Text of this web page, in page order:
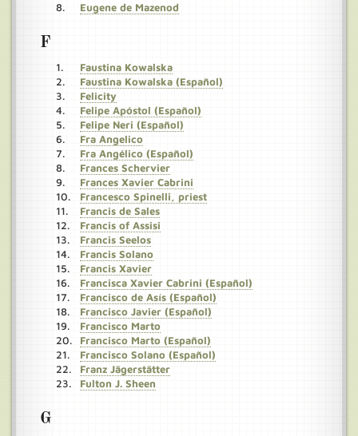
Eugene de Mazenod
F
Faustina Kowalska
Faustina Kowalska (Español)
Felicity
Felipe Apóstol (Español)
Felipe Neri (Español)
Fra Angelico
Fra Angélico (Español)
Frances Schervier
Frances Xavier Cabrini
Francesco Spinelli, priest
Francis de Sales
Francis of Assisi
Francis Seelos
Francis Solano
Francis Xavier
Francisca Xavier Cabrini (Español)
Francisco de Asís (Español)
Francisco Javier (Español)
Francisco Marto
Francisco Marto (Español)
Francisco Solano (Español)
Franz Jägerstätter
Fulton J. Sheen
G